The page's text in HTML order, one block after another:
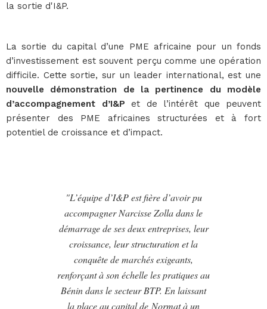
la sortie d'I&P.
La sortie du capital d’une PME africaine pour un fonds
d’investissement est souvent perçu comme une opération
difficile. Cette sortie, sur un leader international, est une
nouvelle démonstration de la pertinence du modèle
d’accompagnement d’I&P et de l’intérêt que peuvent
présenter des PME africaines structurées et à fort
potentiel de croissance et d’impact.
"L’équipe d’I&P est fière d’avoir pu
accompagner Narcisse Zolla dans le
démarrage de ses deux entreprises, leur
croissance, leur structuration et la
conquête de marchés exigeants,
renforçant à son échelle les pratiques au
Bénin dans le secteur BTP. En laissant
la place au capital de Normat à un